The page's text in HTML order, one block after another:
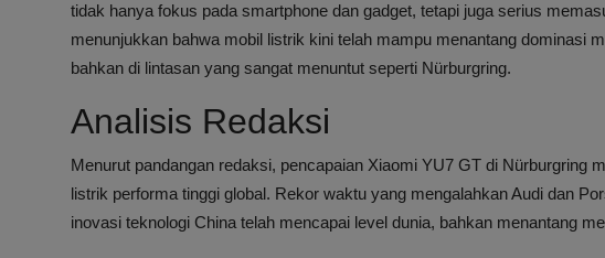
tidak hanya fokus pada smartphone dan gadget, tetapi juga serius
menunjukkan bahwa mobil listrik kini telah mampu menantang dominasi
bahkan di lintasan yang sangat menuntut seperti Nürburgring.
Analisis Redaksi
Menurut pandangan redaksi, pencapaian Xiaomi YU7 GT di Nürburgring
listrik performa tinggi global. Rekor waktu yang mengalahkan Audi dan
inovasi teknologi China telah mencapai level dunia, bahkan menantang